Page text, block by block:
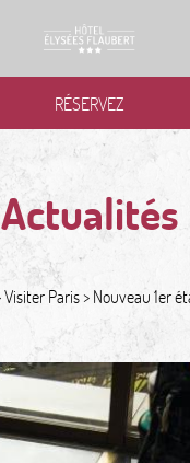
RÉSERVEZ
Actualités
Visiter Paris Nouveau 1er